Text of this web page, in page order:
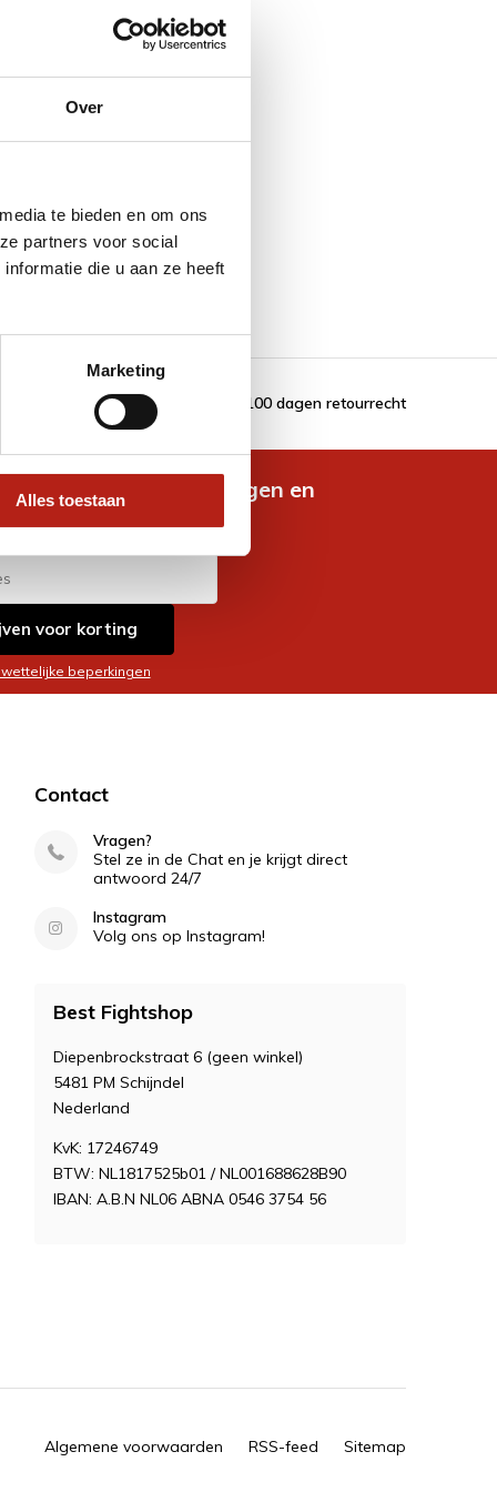
Over
te bieden en om ons
partners voor social
die u aan ze heeft
Marketing
Alles toestaan
100 dagen retourrecht
nieuwste aanbiedingen en
voor korting
beperkingen
Contact
Vragen?
Stel ze in de Chat en je krijgt direct
antwoord 24/7
Instagram
Volg ons op Instagram!
Best Fightshop
Diepenbrockstraat 6 (geen winkel)
5481 PM Schijndel
Nederland
KvK: 17246749
BTW: NL1817525b01 / NL001688628B90
IBAN: A.B.N NL06 ABNA 0546 3754 56
Algemene voorwaarden RSS-feed Sitemap